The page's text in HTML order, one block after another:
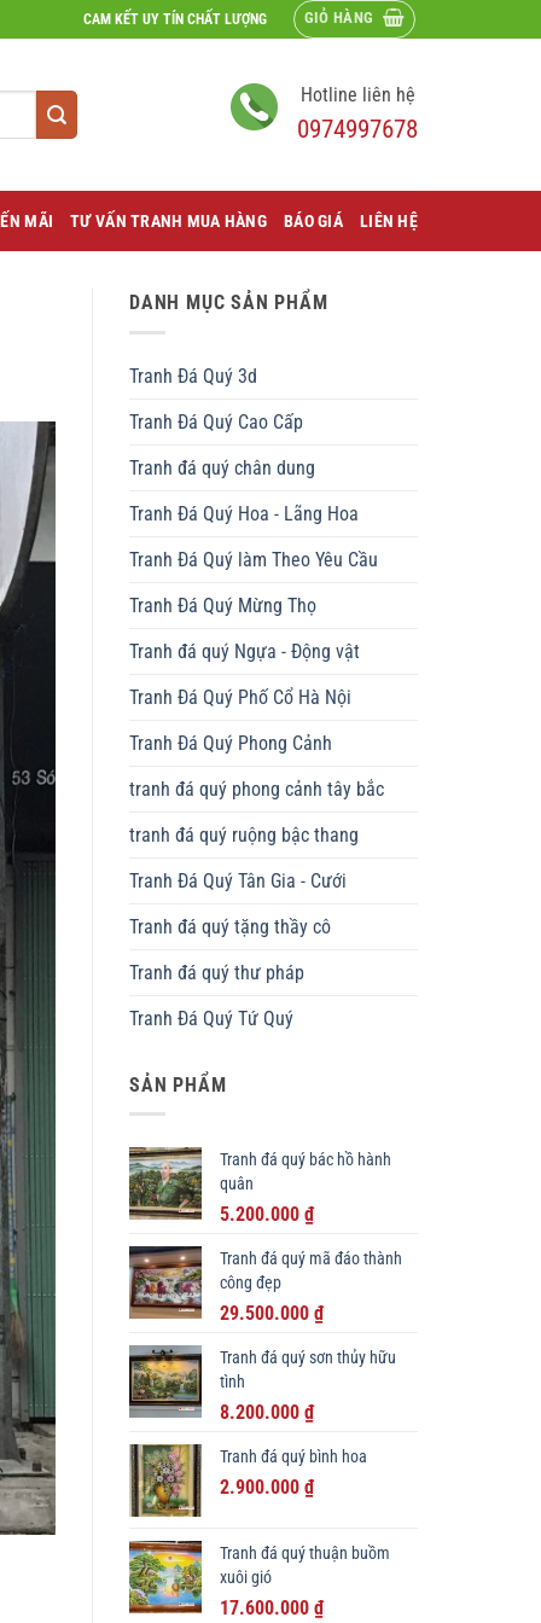
CAM KẾT UY TÍN CHẤT LƯỢNG GIỎ HÀNG
Hotline liên hệ
0974997678
MÃI TƯ VẤN TRANH MUA HÀNG BÁO GIÁ LIÊN HỆ
DANH MỤC SẢN PHẨM
Tranh Đá Quý 3d
Tranh Đá Quý Cao Cấp
Tranh đá quý chân dung
Tranh Đá Quý Hoa - Lãng Hoa
Tranh Đá Quý làm Theo Yêu Cầu
Tranh Đá Quý Mừng Thọ
Tranh đá quý Ngựa - Động vật
Tranh Đá Quý Phố Cổ Hà Nội
Tranh Đá Quý Phong Cảnh
tranh đá quý phong cảnh tây bắc
tranh đá quý ruộng bậc thang
Tranh Đá Quý Tân Gia - Cưới
Tranh đá quý tặng thầy cô
Tranh đá quý thư pháp
Tranh Đá Quý Tứ Quý
SẢN PHẨM
Tranh đá quý bác hồ hành
quân
Giá
là:
6.500.000 ₫.
5.200.000 ₫Giá
tại
5.200.000 ₫.
Tranh đá quý mã đáo thành
công đẹp
Giá
là:
33.000.000 ₫.
29.500.000 ₫Giá
tại
Tranh đá quý sơn thủy hữu
tình
Giá
là:
11.000.000 ₫.
8.200.000 ₫Giá
tại
là:
Tranh đá quý bình hoa
Giá
3.200.000 ₫.
2.900.000 ₫Giá
là:
Tranh đá quý thuận buồm
xuôi gió
Giá
17.600.000 ₫Giá